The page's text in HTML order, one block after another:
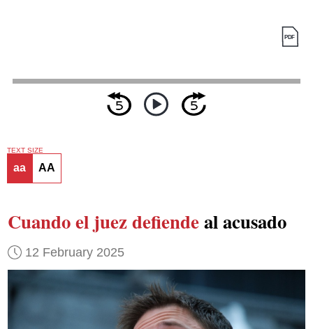
TEXT SIZE
aa AA
Cuando el juez defiendeal acusado
12 February 2025